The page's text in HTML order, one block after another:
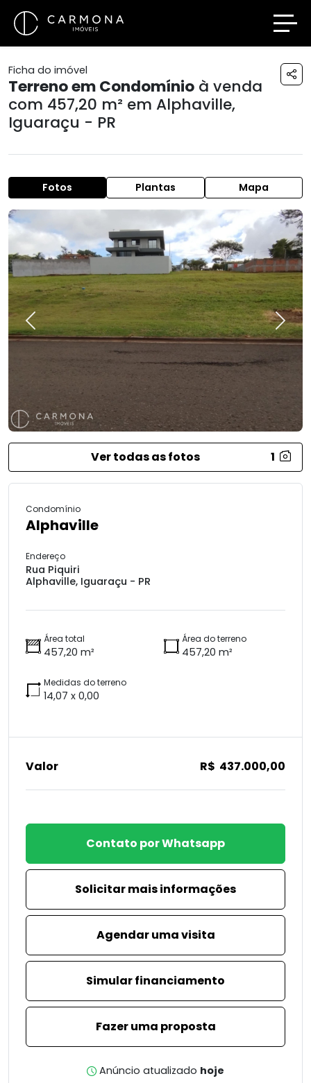
Ficha do imóvel
Terreno em Condomínio à venda
com 457,20 m² em Alphaville,
Iguaraçu - PR
Fotos Plantas Mapa
Previous Next
Ver todas as fotos 1
Condomínio
Alphaville
Endereço
Rua Piquiri
Alphaville, Iguaraçu - PR
Área total
457,20 m²
Área do terreno
457,20 m²
Medidas do terreno
14,07 x 0,00
Valor R$ 437.000,00
Contato por Whatsapp
Solicitar mais informações
Agendar uma visita
Simular financiamento
Fazer uma proposta
Anúncio atualizado hoje